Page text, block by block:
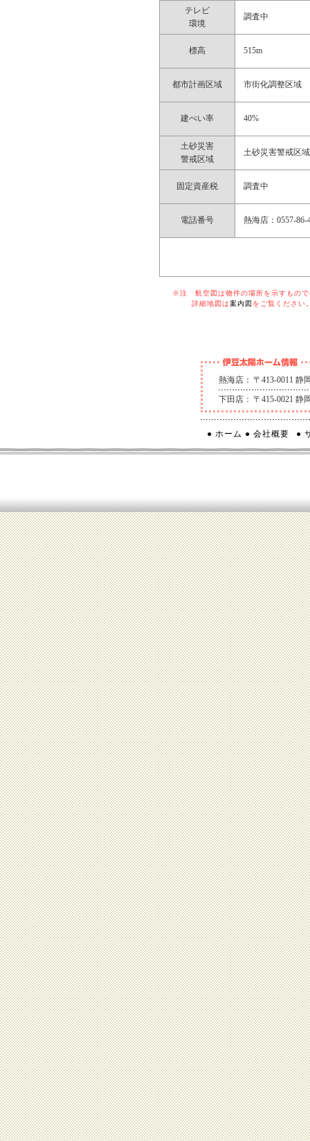
テレビ
環境
調査中
標高 515m
都市計画区域 市街化調整区域
建ぺい率 40%
土砂災害
警戒区域
土砂災害警戒区
固定資産税 調査中
電話番号 熱海店：0557-86-
※注 航空図は物件の場所を示すものでは
詳細地図は案内図 をご覧ください
熱海店： 〒413-0011 静
下田店： 〒415-0021 静
● ホーム ● 会社概要 ●